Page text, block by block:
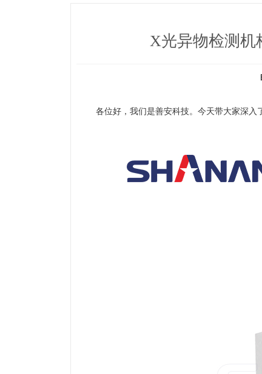
X光异物检测机
各位好，我们是善安科技。今天带大家深入